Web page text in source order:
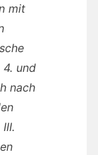
mit
und
nach